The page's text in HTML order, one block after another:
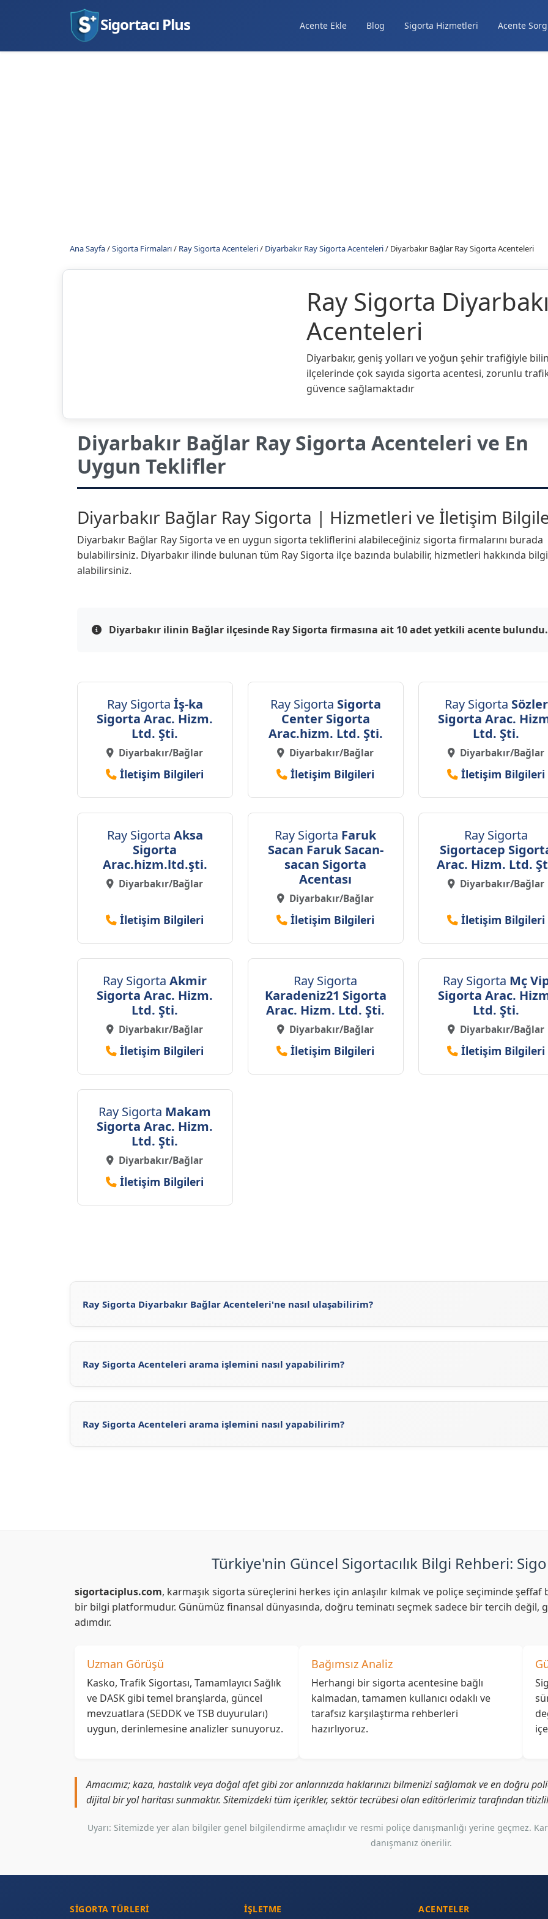
Sigortacı Plus Acente Ekle Blog Sigorta Hizmetleri Acente
Ana Sayfa/Sigorta Firmaları/ Ray Sigorta Acenteleri/ Diyarbakır Ray Sigorta Acenteleri/ Diyarbakır Bağlar Ray Sigorta Acenteleri
Ray Sigorta
Acenteleri
Diyarbakır, geniş yolları ve yoğun şehir trafiğiyle
ilçelerinde çok sayıda sigorta acentesi, zorunlu
güvence sağlamaktadır
Diyarbakır Bağlar Ray Sigorta Acenteleri ve En
Uygun Teklifler
Diyarbakır Bağlar Ray Sigorta | Hizmetleri ve İletişim
Diyarbakır Bağlar Ray Sigorta ve en uygun sigorta tekliflerini alabileceğiniz sigorta firmalarını burada
bulabilirsiniz. Diyarbakır ilinde bulunan tüm Ray Sigorta ilçe bazında bulabilir, hizmetleri hakkında bilgi
alabilirsiniz.
Diyarbakır ilinin Bağlar ilçesinde Ray Sigorta firmasına ait 10 adet yetkili acente bulundu.
Ray Sigorta İş-ka
Sigorta Arac. Hizm.
Ltd. Şti.
Diyarbakır/Bağlar
İletişim Bilgileri
Ray Sigorta Sigorta
Center Sigorta
Arac.hizm. Ltd. Şti.
Diyarbakır/Bağlar
İletişim Bilgileri
Ray Sigorta Sözler
Sigorta Arac.
Ltd. Şti.
Diyarbakır/Bağlar
İletişim Bilgileri
Ray Sigorta Aksa
Sigorta
Arac.hizm.ltd.şti.
Diyarbakır/Bağlar
İletişim Bilgileri
Ray Sigorta Faruk
Sacan Faruk Sacan-
sacan Sigorta
Acentası
Diyarbakır/Bağlar
İletişim Bilgileri
Ray Sigorta
Sigortacep
Arac. Hizm. Ltd.
Diyarbakır/Bağlar
İletişim Bilgileri
Ray SigortaAkmir
Sigorta Arac. Hizm.
Ltd. Şti.
Diyarbakır/Bağlar
İletişim Bilgileri
Ray Sigorta
Karadeniz21 Sigorta
Arac. Hizm. Ltd. Şti.
Diyarbakır/Bağlar
İletişim Bilgileri
Ray Sigorta Mç
Sigorta Arac.
Ltd. Şti.
Diyarbakır/Bağlar
İletişim Bilgileri
Ray Sigorta Makam
Sigorta Arac. Hizm.
Ltd. Şti.
Diyarbakır/Bağlar
İletişim Bilgileri
Ray Sigorta Diyarbakır Bağlar Acenteleri'ne nasıl ulaşabilirim?
Sigorta'nun
Ray Sigorta Acenteleri arama işlemini nasıl yapabilirim?
acentelerin iletişim bilgilerini ve konumlarını görebilirsiniz. Ayrıca, Ray Sigorta'nun
Acenteleri'ni inceleyerek Ray Sigorta acentelerine ulaşabilirsiniz.
Ray Sigorta Acenteleri arama işlemini nasıl yapabilirim?
Türkiye'nin Güncel Sigortacılık Bilgi Rehberi:
sigortaciplus.com, karmaşık sigorta süreçlerini herkes için anlaşılır kılmak ve poliçe seçiminde şeffaf
bir bilgi platformudur. Günümüz finansal dünyasında, doğru teminatı seçmek sadece bir tercih değil,
adımdır.
Uzman Görüşü
Kasko, Trafik Sigortası, Tamamlayıcı Sağlık
ve DASK gibi temel branşlarda, güncel
mevzuatlara (SEDDK ve TSB duyuruları)
uygun, derinlemesine analizler sunuyoruz.
Bağımsız Analiz
Herhangi bir sigorta acentesine bağlı
kalmadan, tamamen kullanıcı odaklı ve
tarafsız karşılaştırma rehberleri
hazırlıyoruz.
Amacımız; kaza, hastalık veya doğal afet gibi zor anlarınızda haklarınızı bilmenizi sağlamak ve en doğru
dijital bir yol haritası sunmaktır. Sitemizdeki tüm içerikler, sektör tecrübesi olan editörlerimiz tarafından
Uyarı: Sitemizde yer alan bilgiler genel bilgilendirme amaçlıdır ve resmi poliçe danışmanlığı yerine geçmez.
danışmanız önerilir.
SIGORTA TÜRLERI İŞLETME ACENTELER